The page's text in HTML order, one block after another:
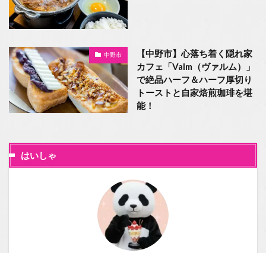
中野市
【中野市】心落ち着く隠れ家
カフェ「Valm（ヴァルム）」
で絶品ハーフ＆ハーフ厚切り
トーストと自家焙煎珈琲を堪
能！
はいしゃ